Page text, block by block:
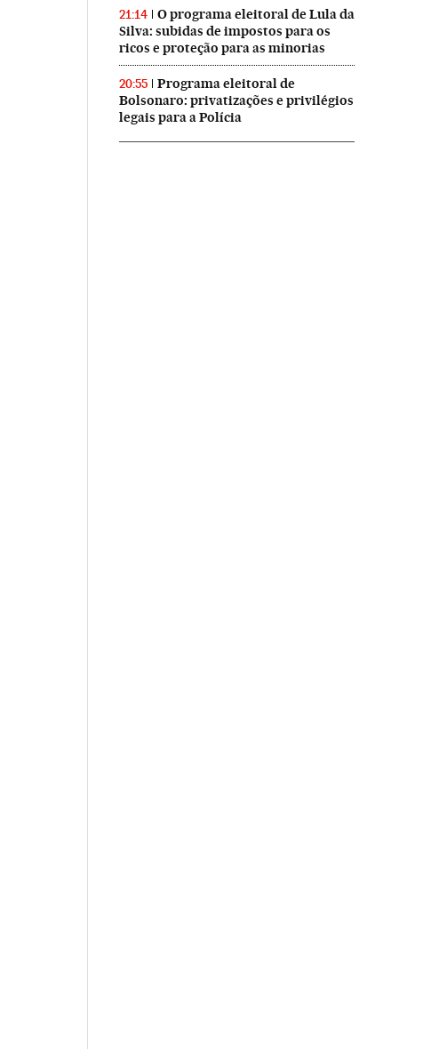
21:14
O programa eleitoral de Lula da
Silva: subidas de impostos para os
ricos e proteção para as minorias
20:55
Programa eleitoral de
Bolsonaro: privatizações e privilégios
legais para a Polícia